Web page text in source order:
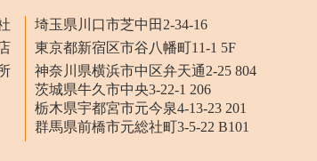
埼玉県川口市芝中田2-34-16
東京都新宿区市谷八幡町11-1 5F
神奈川県横浜市中区弁天通2-25 804
茨城県牛久市中央3-22-1 206
栃木県宇都宮市元今泉4-13-23 201
群馬県前橋市元総社町3-5-22 B101